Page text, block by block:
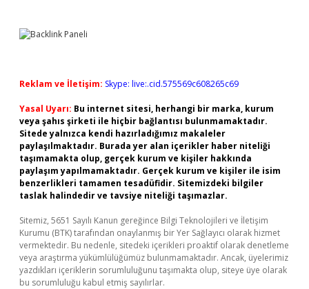
Reklam ve İletişim: Skype: live:.cid.575569c608265c69
Yasal Uyarı: Bu internet sitesi, herhangi bir marka, kurum
veya şahıs şirketi ile hiçbir bağlantısı bulunmamaktadır.
Sitede yalnızca kendi hazırladığımız makaleler
paylaşılmaktadır. Burada yer alan içerikler haber niteliği
taşımamakta olup, gerçek kurum ve kişiler hakkında
paylaşım yapılmamaktadır. Gerçek kurum ve kişiler ile isim
benzerlikleri tamamen tesadüfidir. Sitemizdeki bilgiler
taslak halindedir ve tavsiye niteliği taşımazlar.
Sitemiz, 5651 Sayılı Kanun gereğince Bilgi Teknolojileri ve İletişim
Kurumu (BTK) tarafından onaylanmış bir Yer Sağlayıcı olarak hizmet
vermektedir. Bu nedenle, sitedeki içerikleri proaktif olarak denetleme
veya araştırma yükümlülüğümüz bulunmamaktadır. Ancak, üyelerimiz
yazdıkları içeriklerin sorumluluğunu taşımakta olup, siteye üye olarak
bu sorumluluğu kabul etmiş sayılırlar.